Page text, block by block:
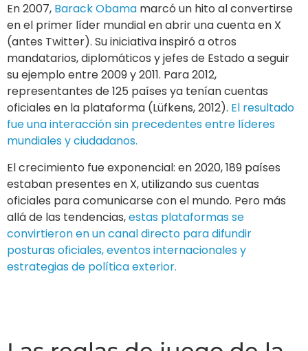
En 2007, Barack Obama marcó un hito al convertirse
en el primer líder mundial en abrir una cuenta en X
(antes Twitter). Su iniciativa inspiró a otros
mandatarios, diplomáticos y jefes de Estado a seguir
su ejemplo entre 2009 y 2011. Para 2012,
representantes de 125 países ya tenían cuentas
oficiales en la plataforma (Lüfkens, 2012). El resultado
fue una interacción sin precedentes entre líderes
mundiales y ciudadanos.
El crecimiento fue exponencial: en 2020, 189 países
estaban presentes en X, utilizando sus cuentas
oficiales para comunicarse con el mundo. Pero más
allá de las tendencias,estas plataformas se
convirtieron en un canal directo para difundir
posturas oficiales, eventos internacionales y
estrategias de política exterior.